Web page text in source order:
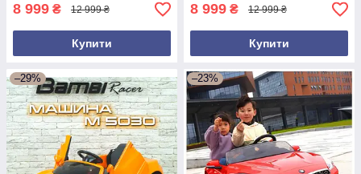
8 999 ₴ 12 999 ₴
Купити
8 999 ₴ 12 999 ₴
Купити
–29% –23%